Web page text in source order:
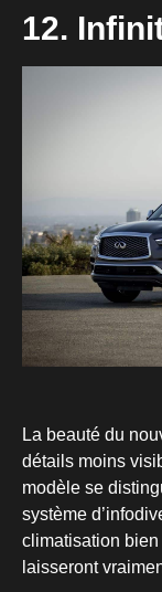
12.
La beauté du
détails moins
modèle se
système
climatisation bien
laisseront